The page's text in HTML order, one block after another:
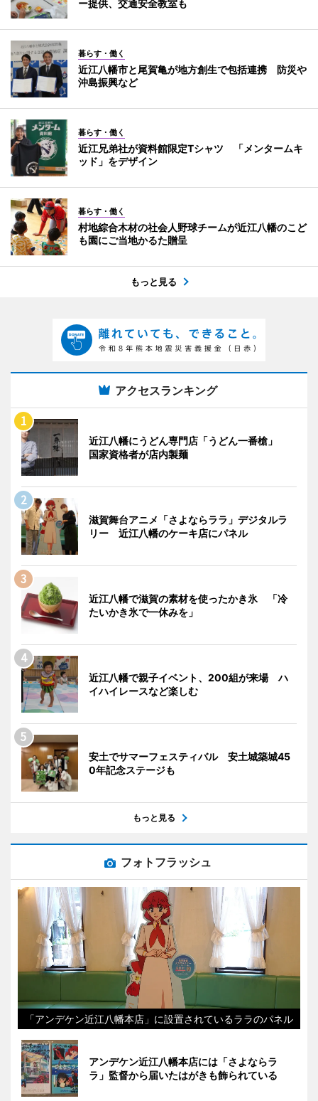
ー提供、交通安全教室も
暮らす・働く
近江八幡市と尾賀亀が地方創生で包括連携 防災や
沖島振興など
暮らす・働く
近江兄弟社が資料館限定Tシャツ 「メンタームキ
ッド」をデザイン
暮らす・働く
村地綜合木材の社会人野球チームが近江八幡のこど
も園にご当地かるた贈呈
もっと見る
アクセスランキング
近江八幡にうどん専門店「うどん一番槍」
国家資格者が店内製麺
滋賀舞台アニメ「さよならララ」デジタルラ
リー 近江八幡のケーキ店にパネル
近江八幡で滋賀の素材を使ったかき氷 「冷
たいかき氷で一休みを」
近江八幡で親子イベント、200組が来場 ハ
イハイレースなど楽しむ
安土でサマーフェスティバル 安土城築城45
0年記念ステージも
もっと見る
フォトフラッシュ
「アンデケン近江八幡本店」に設置されているララのパネル
アンデケン近江八幡本店には「さよならラ
ラ」監督から届いたはがきも飾られている